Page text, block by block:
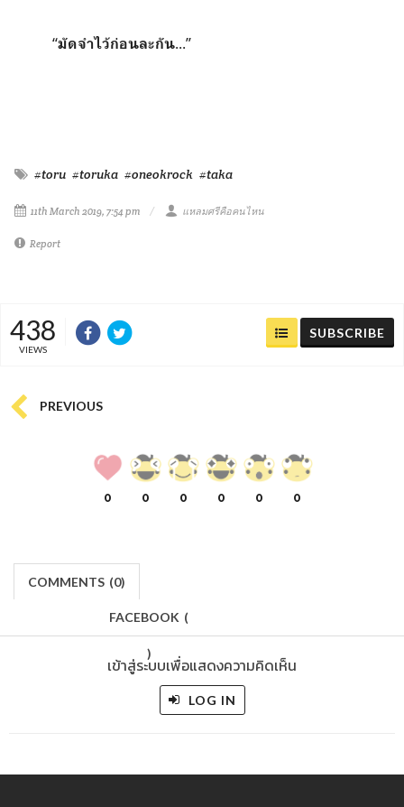
“มัดจำไว้ก่อนละกัน...”
#toru #toruka #oneokrock #taka
11th March 2019, 7:54 pm แหลมศรีคือคนไหน
Report
438
VIEWS
SUBSCRIBE
PREVIOUS
0 0 0 0 0 0
COMMENTS (0)
FACEBOOK (
)
เข้าสู่ระบบเพื่อแสดงความคิดเห็น
LOG IN